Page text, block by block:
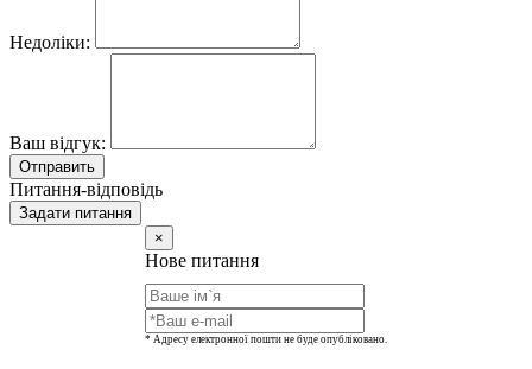
Недоліки:
Ваш відгук:
Отправить
Питання-відповідь
Задати питання
×
Нове питання
* Адресу електронної пошти не буде опубліковано.